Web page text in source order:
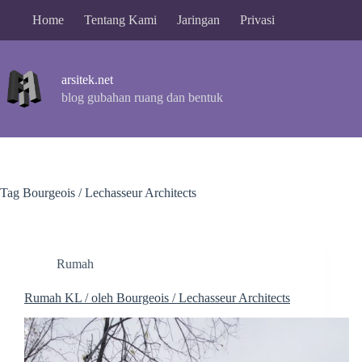
Home Tentang Kami Jaringan Privasi
arsitek.net
blog gubahan ruang dan bentuk
Tag Bourgeois / Lechasseur Architects
Rumah
Rumah KL / oleh Bourgeois / Lechasseur Architects